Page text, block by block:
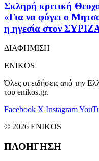
Σκληρή κριτική
«Για να φύγει ο
η ηγεσία στον
ΔΙΑΦΗΜΙΣΗ
ENIKOS
Όλες οι ειδήσεις από την
του enikos.gr.
Facebook X Instagram
© 2026 ENIKOS
ΠΛΟΗΓΗΣΗ